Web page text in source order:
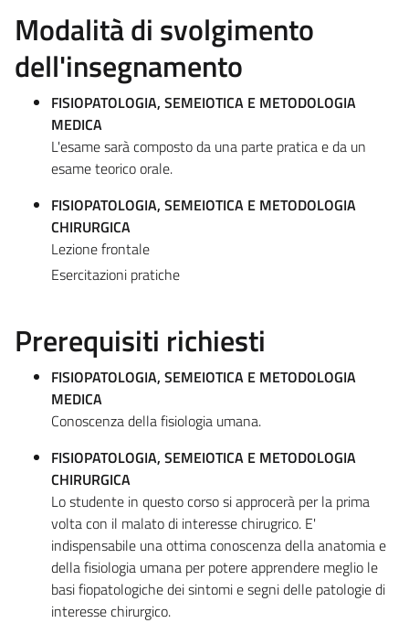
Modalità di svolgimento
dell'insegnamento
FISIOPATOLOGIA, SEMEIOTICA E METODOLOGIA
MEDICA
L'esame sarà composto da una parte pratica e da un
esame teorico orale.
FISIOPATOLOGIA, SEMEIOTICA E METODOLOGIA
CHIRURGICA
Lezione frontale
Esercitazioni pratiche
Prerequisiti richiesti
FISIOPATOLOGIA, SEMEIOTICA E METODOLOGIA
MEDICA
Conoscenza della fisiologia umana.
FISIOPATOLOGIA, SEMEIOTICA E METODOLOGIA
CHIRURGICA
Lo studente in questo corso si approcerà per la prima
volta con il malato di interesse chirugrico. E'
indispensabile una ottima conoscenza della anatomia e
della fisiologia umana per potere apprendere meglio le
basi fiopatologiche dei sintomi e segni delle patologie di
interesse chirurgico.